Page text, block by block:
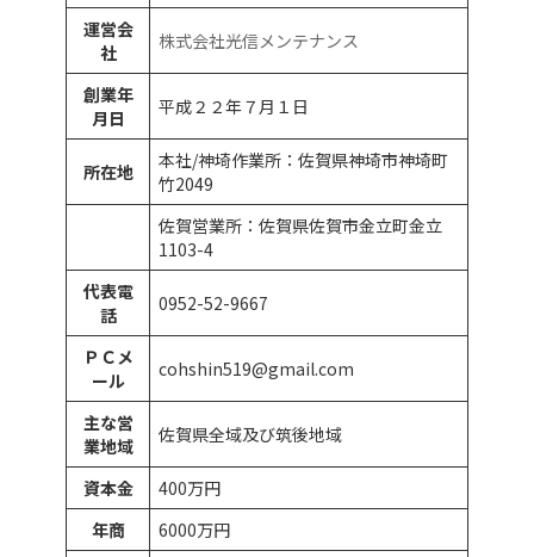
運営会
社
株式会社光信メンテナンス
創業年
月日
平成２２年７月１日
所在地
本社/神埼作業所：佐賀県神埼市神埼町
竹2049
佐賀営業所：佐賀県佐賀市金立町金立
1103-4
代表電
話
0952-52-9667
ＰＣメ
ール
cohshin519@gmail.com
主な営
業地域
佐賀県全域及び筑後地域
資本金
400万円
年商
6000万円